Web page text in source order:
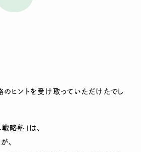
ヒントを受け取っていただけたでし
略塾」は、
、